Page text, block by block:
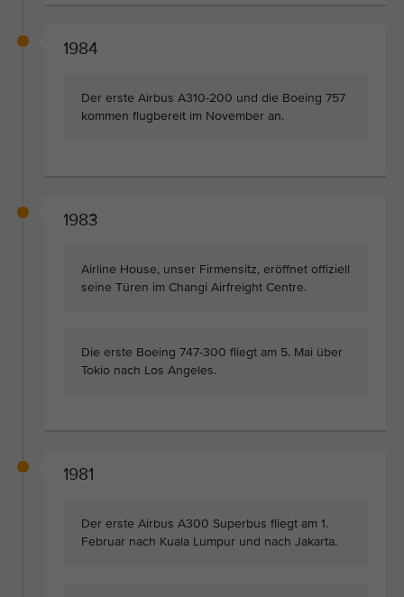
1984
Der erste Airbus A310-200 und die Boeing 757
kommen flugbereit im November an.
1983
Airline House, unser Firmensitz, eröffnet offiziell
seine Türen im Changi Airfreight Centre.
Die erste Boeing 747-300 fliegt am 5. Mai über
Tokio nach Los Angeles.
1981
Der erste Airbus A300 Superbus fliegt am 1.
Februar nach Kuala Lumpur und nach Jakarta.